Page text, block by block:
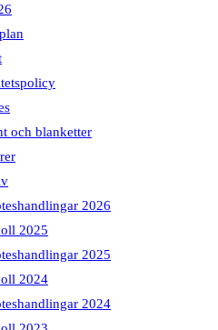
och blanketter
2026
2025
2025
2024
2024